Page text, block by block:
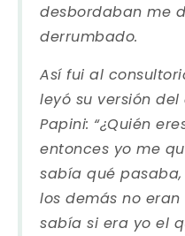
desbordaban me
derrumbado.
Así fui al
leyó su versión
Papini: “¿Quién
entonces yo me
sabía qué
los demás no
sabía si era yo el